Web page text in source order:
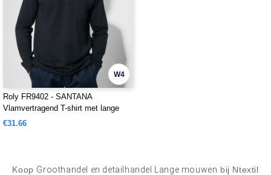
W4
Roly FR9402 - SANTANA
Vlamvertragend T-shirt met lange
mouwen in effen gebreid
€31.66
Koop Groothandel en detailhandel Lange mouwen bij Ntextil